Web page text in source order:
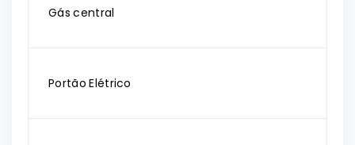
Gás central
Portão Elétrico